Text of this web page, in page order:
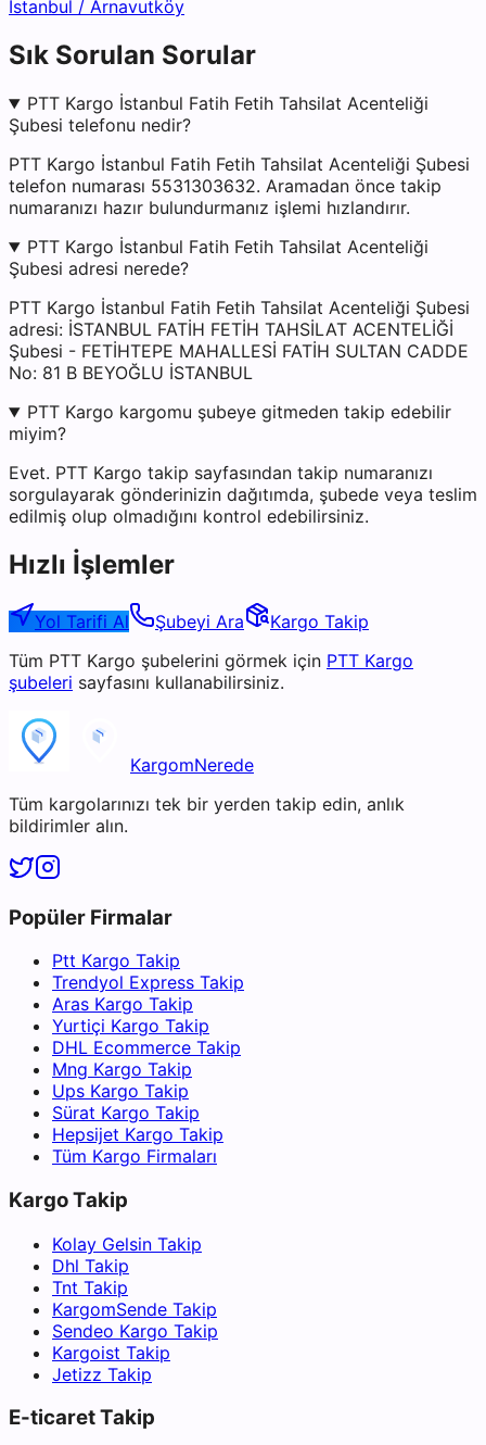
İstanbul / Arnavutköy
Sık Sorulan Sorular
PTT Kargo İstanbul Fatih Fetih Tahsilat Acenteliği
Şubesi telefonu nedir?
PTT Kargo İstanbul Fatih Fetih Tahsilat Acenteliği Şubesi
telefon numarası 5531303632. Aramadan önce takip
numaranızı hazır bulundurmanız işlemi hızlandırır.
PTT Kargo İstanbul Fatih Fetih Tahsilat Acenteliği
Şubesi adresi nerede?
PTT Kargo İstanbul Fatih Fetih Tahsilat Acenteliği Şubesi
adresi: İSTANBUL FATİH FETİH TAHSİLAT ACENTELİĞİ
Şubesi - FETİHTEPE MAHALLESİ FATİH SULTAN CADDE
No: 81 B BEYOĞLU İSTANBUL
PTT Kargo kargomu şubeye gitmeden takip edebilir
miyim?
Evet. PTT Kargo takip sayfasından takip numaranızı
sorgulayarak gönderinizin dağıtımda, şubede veya teslim
edilmiş olup olmadığını kontrol edebilirsiniz.
Hızlı İşlemler
Yol Tarifi Al Şubeyi Ara
Kargo Takip
Tüm PTT Kargo şubelerini görmek için PTT Kargo
şubeleri sayfasını kullanabilirsiniz.
KargomNerede
Tüm kargolarınızı tek bir yerden takip edin, anlık
bildirimler alın.
Popüler Firmalar
Ptt Kargo Takip
Trendyol Express Takip
Aras Kargo Takip
Yurtiçi Kargo Takip
DHL Ecommerce Takip
Mng Kargo Takip
Ups Kargo Takip
Sürat Kargo Takip
Hepsijet Kargo Takip
Tüm Kargo Firmaları
Kargo Takip
Kolay Gelsin Takip
Dhl Takip
Tnt Takip
KargomSende Takip
Sendeo Kargo Takip
Kargoist Takip
Jetizz Takip
E-ticaret Takip